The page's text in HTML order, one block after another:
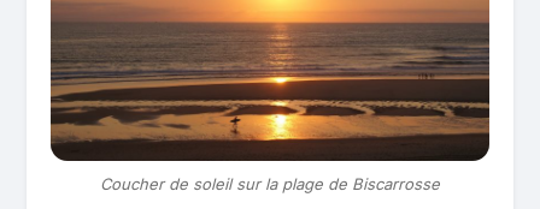
Coucher de soleil sur la plage de Biscarrosse